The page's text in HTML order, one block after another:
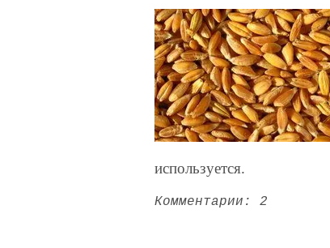
используется.
Комментарии: 2